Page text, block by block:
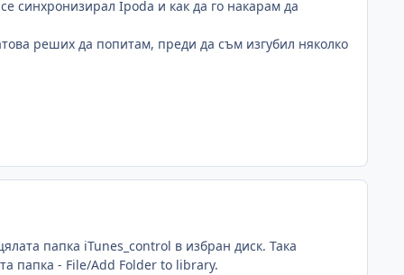
синхронизирал Ipodа и как да го накарам да
реших да попитам, преди да съм изгубил няколко
папка iTunes_control в избран диск. Така
папка - File/Add Folder to library.